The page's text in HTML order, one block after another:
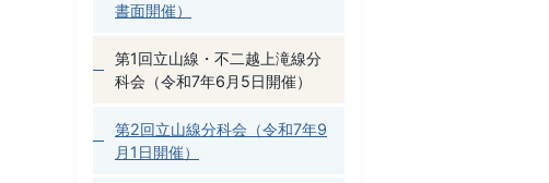
書面開催）
第1回立山線・不二越上滝線分
科会（令和7年6月5日開催）
第2回立山線分科会（令和7年9
月1日開催）